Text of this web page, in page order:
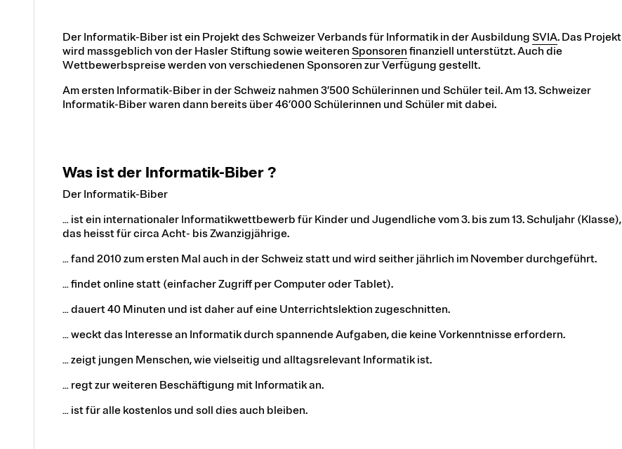
Der Informatik-Biber ist ein Projekt des Schweizer Verbands für Informatik in der Ausbildung SVIA. Das Projekt
wird massgeblich von der Hasler Stiftung sowie weiteren Sponsoren finanziell unterstützt. Auch die
Wettbewerbspreise werden von verschiedenen Sponsoren zur Verfügung gestellt.
Am ersten Informatik-Biber in der Schweiz nahmen 3’500 Schülerinnen und Schüler teil. Am 13. Schweizer
Informatik-Biber waren dann bereits über 46’000 Schülerinnen und Schüler mit dabei.
Was ist der Informatik-Biber ?
Der Informatik-Biber
… ist ein internationaler Informatikwettbewerb für Kinder und Jugendliche vom 3. bis zum 13. Schuljahr (Klasse),
das heisst für circa Acht- bis Zwanzigjährige.
… fand 2010 zum ersten Mal auch in der Schweiz statt und wird seither jährlich im November durchgeführt.
… findet online statt (einfacher Zugriff per Computer oder Tablet).
… dauert 40 Minuten und ist daher auf eine Unterrichtslektion zugeschnitten.
… weckt das Interesse an Informatik durch spannende Aufgaben, die keine Vorkenntnisse erfordern.
… zeigt jungen Menschen, wie vielseitig und alltagsrelevant Informatik ist.
… regt zur weiteren Beschäftigung mit Informatik an.
… ist für alle kostenlos und soll dies auch bleiben.